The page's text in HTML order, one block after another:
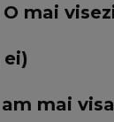
mai
am mai